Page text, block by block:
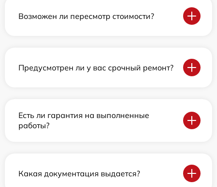
Возможен ли пересмотр стоимости?
Предусмотрен ли у вас срочный ремонт?
Есть ли гарантия на выполненные
работы?
Какая документация выдается?